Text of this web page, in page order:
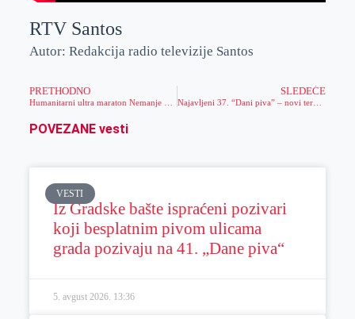
RTV Santos
Autor: Redakcija radio televizije Santos
PRETHODNO SLEDEĆE
POVEZANE vesti
VESTI
Iz Gradske bašte ispraćeni pozivari
koji besplatnim pivom ulicama
grada pozivaju na 41. „Dane piva“
5. avgust 2026. 13:36